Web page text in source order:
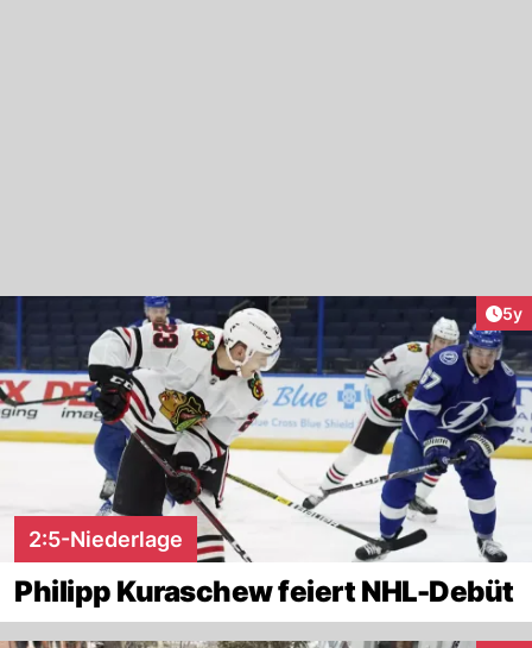
5y
2:5-Niederlage
Philipp Kuraschew feiert NHL-Debüt